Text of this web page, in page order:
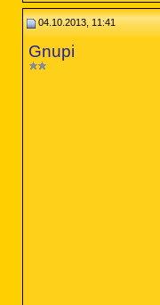
04.10.2013, 11:41
Gnupi